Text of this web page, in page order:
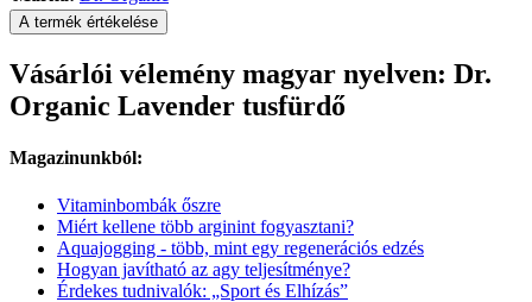
A termék értékelése
Vásárlói vélemény magyar nyelven: Dr.
Organic Lavender tusfürdő
Magazinunkból:
Vitaminbombák őszre
Miért kellene több arginint fogyasztani?
Aquajogging - több, mint egy regenerációs edzés
Hogyan javítható az agy teljesítménye?
Érdekes tudnivalók: „Sport és Elhízás”